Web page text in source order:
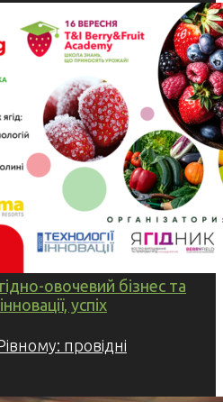
овочевий бізнес та
успіх
провідні